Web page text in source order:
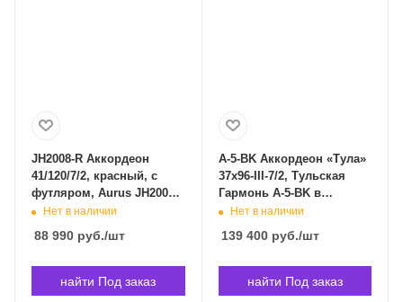
JH2008-R Аккордеон
41/120/7/2, красный, с
футляром, Aurus JH2008-
R в Владивостоке
Нет в наличии
88 990 руб./шт
найти Под заказ
A-5-BK Аккордеон «Тула»
37х96-III-7/2, Тульская
Гармонь A-5-BK в
Владивостоке
Нет в наличии
139 400руб./шт
найти Под заказ